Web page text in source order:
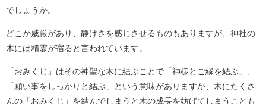
でしょうか。
どこか威厳があり、静けさを感じさせるものもありますが、神社の
木には精霊が宿ると言われています。
「おみくじ」はその神聖な木に結ぶことで「神様とご縁を結ぶ」、
「願い事をしっかりと結ぶ」という意味がありますが、木にたくさ
んの「おみくじ」を結んでしまうと木の成長を妨げてしまうことも